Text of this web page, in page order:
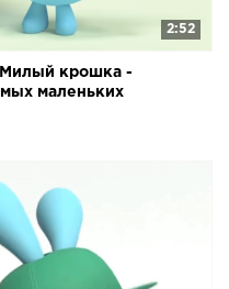
2:52
крошка -
маленьких